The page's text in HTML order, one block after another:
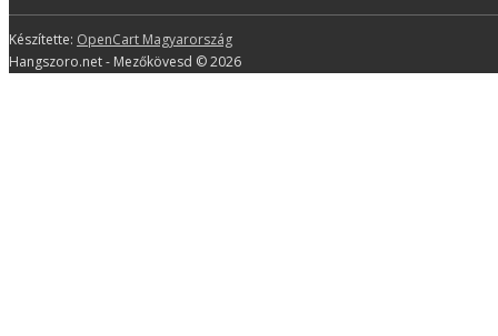
Készítette: OpenCart Magyarország
Hangszoro.net - Mezőkövesd © 2026